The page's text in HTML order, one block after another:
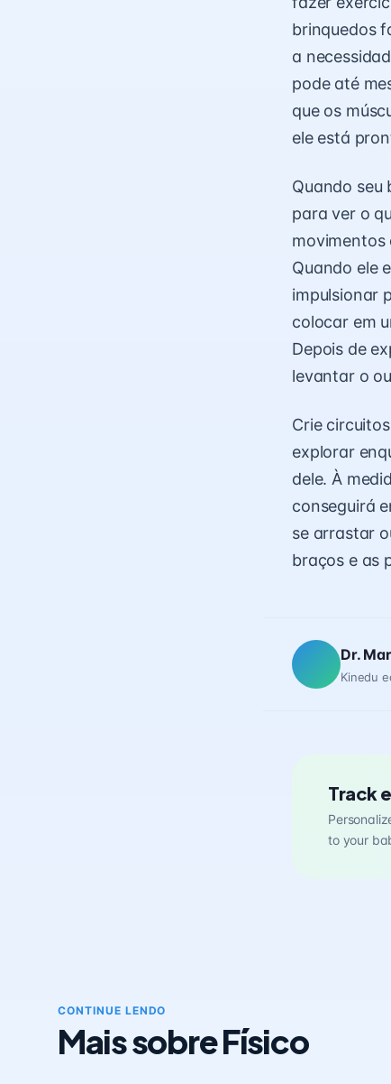
brinquedos
a
pode até
que os
ele está
Quando seu
para ver o
movimentos
Quando ele
impulsionar
colocar em
Depois de
levantar o
Crie
explorar
dele. À
conseguirá
se arrastar
braços e as
Dr.
Kinedu
Track
to your
CONTINUE LENDO
Mais sobre Físico